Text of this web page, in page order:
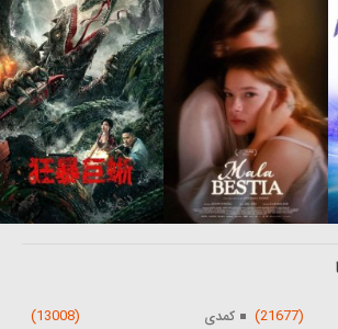
(21677) کمدی (13008)